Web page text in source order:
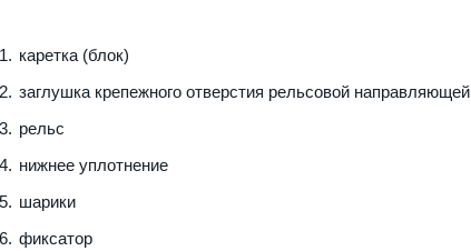
каретка (блок)
заглушка крепежного отверстия рельсовой направляющей
рельс
нижнее уплотнение
шарики
фиксатор